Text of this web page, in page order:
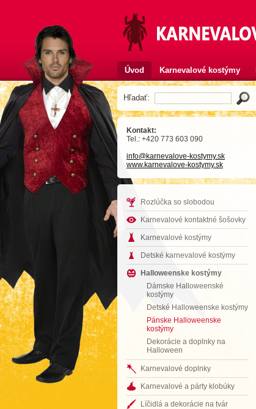
Úvod Karnevalové kostýmy
Hľadať:
Kontakt:
Tel.: +420 773 603 090
info@karnevalove-kostymy.sk
www.karnevalove-kostymy.sk
Rozlúčka so slobodou
Karnevalové kontaktné šošovky
Karnevalové kostýmy
Detské karnevalové kostýmy
Halloweenske kostýmy
Dámske Halloweenské
kostýmy
Detské Halloweenske kostýmy
Pánske Halloweenske
kostýmy
Dekorácie a doplnky na
Halloween
Karnevalové doplnky
Karnevalové a párty klobúky
Líčidlá a dekorácie na tvár